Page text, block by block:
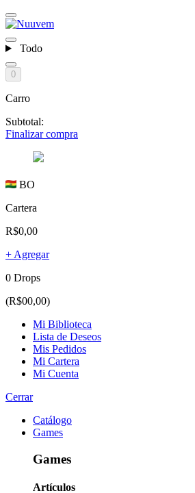
Todo
0
Carro
Subtotal:
Finalizar compra
BO
Cartera
R$0,00
+ Agregar
0 Drops
(R$00,00)
Mi Biblioteca
Lista de Deseos
Mis Pedidos
Mi Cartera
Mi Cuenta
Cerrar
Catálogo
Games
Games
Artículos